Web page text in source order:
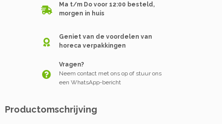
Ma t/m Do voor 12:00 besteld,
morgen in huis
Geniet van de voordelen van
horeca verpakkingen
Vragen?
Neem contact met ons op of stuur ons
een WhatsApp-bericht
Productomschrijving